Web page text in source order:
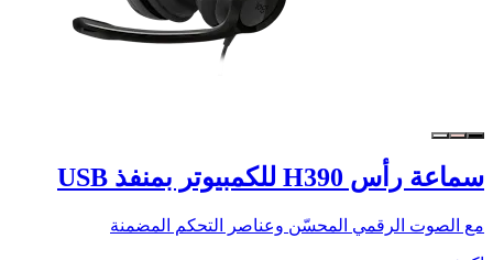
سماعة رأس H390 للكمبيوتر بمنفذ USB
مع الصوت الرقمي المحسّن وعناصر التحكم المضمنة